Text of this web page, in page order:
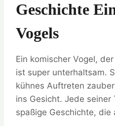
Geschichte
Vogels
Ein komischer Vogel,
ist super unterhaltsam.
kühnes Auftreten
ins Gesicht. Jede seiner
spaßige Geschichte, die